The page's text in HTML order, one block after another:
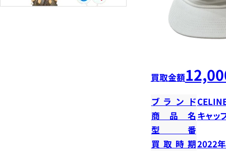
買取金額
ブランド
商品名 キャッ
型番
買取時期2022